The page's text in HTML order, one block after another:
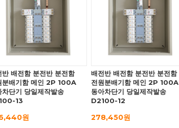
반 배전함 분전반 분전함
분배기함 메인 2P 100A
차단기 당일제작발송
13
원
배전반 배전함 분전반 분전함
전원분배기함 메인 2P 100A
동아차단기 당일제작발송
D2100-12
278,450원